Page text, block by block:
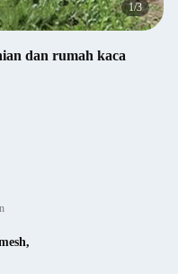
2/3
dan rumah kaca
,